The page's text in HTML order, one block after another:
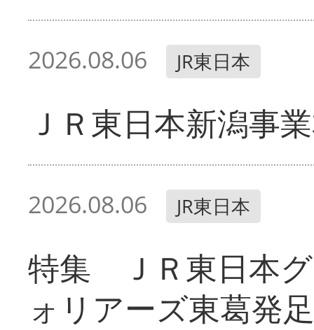
2026.08.06 JR東日本
ＪＲ東日本新潟事
2026.08.06 JR東日本
特集 ＪＲ東日本
ォリアーズ東葛発足